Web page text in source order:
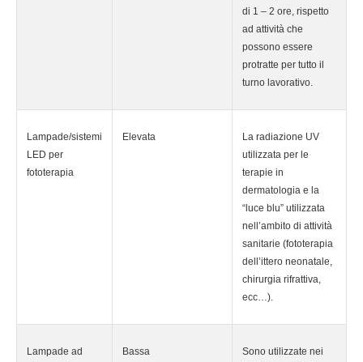
di 1 – 2 ore, rispetto
ad attività che
possono essere
protratte per tutto il
turno lavorativo.
Lampade/sistemi
LED per
fototerapia
Elevata
La radiazione UV
utilizzata per le
terapie in
dermatologia e la
“luce blu” utilizzata
nell’ambito di attività
sanitarie (fototerapia
dell’ittero neonatale,
chirurgia rifrattiva,
ecc…).
Lampade ad
Bassa
Sono utilizzate nei